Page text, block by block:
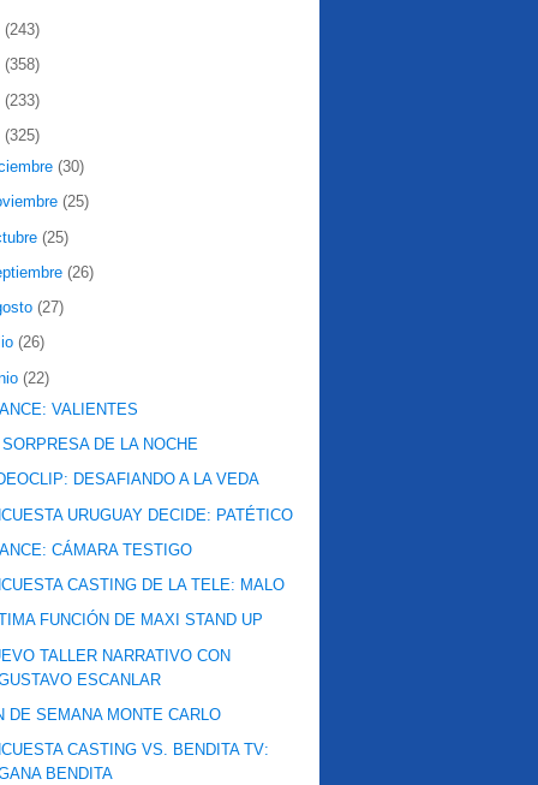
(243)
(358)
(233)
(325)
(30)
(25)
(25)
(26)
(27)
(26)
(22)
VALIENTES
SORPRESA DE LA NOCHE
DESAFIANDO A LA VEDA
URUGUAY DECIDE: PATÉTICO
CÁMARA TESTIGO
CASTING DE LA TELE: MALO
FUNCIÓN DE MAXI STAND UP
TALLER NARRATIVO CON
ESCANLAR
DE SEMANA MONTE CARLO
CASTING VS. BENDITA TV:
BENDITA